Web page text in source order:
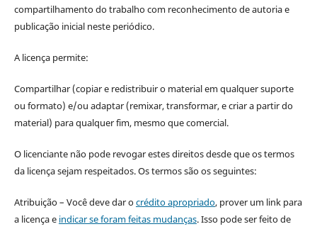
compartilhamento do trabalho com reconhecimento de autoria e
publicação inicial neste periódico.
A licença permite:
Compartilhar (copiar e redistribuir o material em qualquer suporte
ou formato) e/ou adaptar (remixar, transformar, e criar a partir do
material) para qualquer fim, mesmo que comercial.
O licenciante não pode revogar estes direitos desde que os termos
da licença sejam respeitados. Os termos são os seguintes:
Atribuição – Você deve dar ocrédito apropriado, prover um link para
a licença e indicar se foram feitas mudanças. Isso pode ser feito de